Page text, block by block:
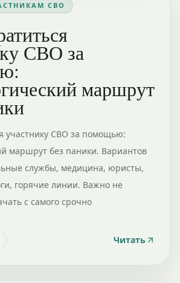
СВО
СВО за
маршрут
участнику СВО за помощью:
маршрут без паники. Вариантов
службы, медицина, юристы,
горячие линии. Важно не
с самого срочно
Читать